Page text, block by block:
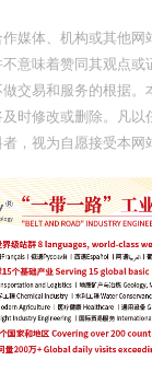
媒体、机构或其他
意味着赞同其观点或
交易和服务的根据
时修改或删除。凡
，视为自愿接受本网